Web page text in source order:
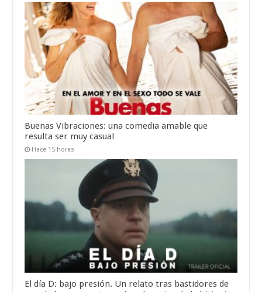
Buenas Vibraciones: una comedia amable que
resulta ser muy casual
Hace 15 horas
El día D: bajo presión. Un relato tras bastidores de